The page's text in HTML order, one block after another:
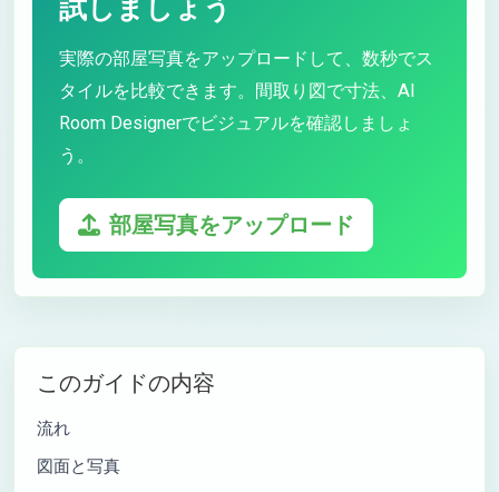
試しましょう
実際の部屋写真をアップロードして、数秒でス
タイルを比較できます。間取り図で寸法、AI
Room Designerでビジュアルを確認しましょ
う。
部屋写真をアップロード
このガイドの内容
流れ
図面と写真